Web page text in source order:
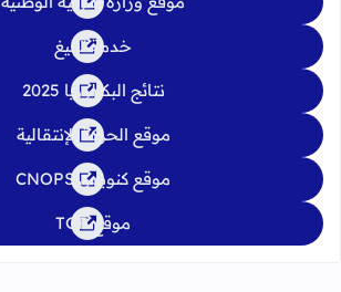
خدمة تبليغ
نتائج البكالوريا 2025
موقع الحركة الإنتقالية
موقع كنوبس CNOPS
موقع TGR